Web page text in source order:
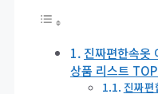
진짜편한속옷
상품 리스트
진짜